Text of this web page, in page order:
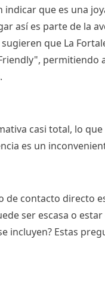
que es una
así es parte de la
que La
permitiendo
.
casi total, lo
es un
contacto directo
ser escasa o
incluyen? Estas